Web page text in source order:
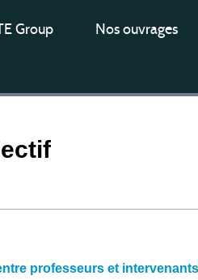
Group Nos ouvrages
professeurs et